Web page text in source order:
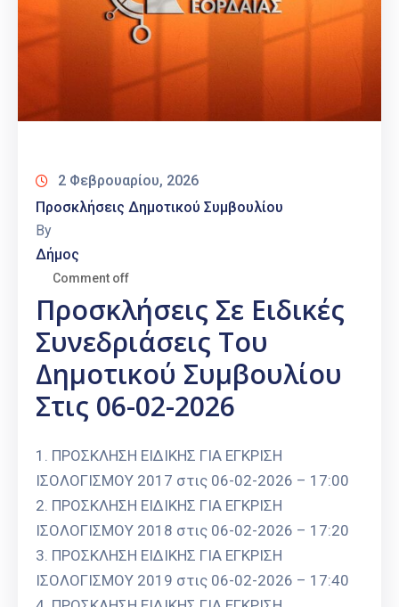
2 Φεβρουαρίου, 2026
Προσκλήσεις Δημοτικού Συμβουλίου
By
Δήμος
Comment off
Προσκλήσεις Σε Ειδικές
Συνεδριάσεις Του
Δημοτικού Συμβουλίου
Στις 06-02-2026
1. ΠΡΟΣΚΛΗΣΗ ΕΙΔΙΚΗΣ ΓΙΑ ΕΓΚΡΙΣΗ
ΙΣΟΛΟΓΙΣΜΟΥ 2017 στις 06-02-2026 – 17:00
2. ΠΡΟΣΚΛΗΣΗ ΕΙΔΙΚΗΣ ΓΙΑ ΕΓΚΡΙΣΗ
ΙΣΟΛΟΓΙΣΜΟΥ 2018 στις 06-02-2026 – 17:20
3. ΠΡΟΣΚΛΗΣΗ ΕΙΔΙΚΗΣ ΓΙΑ ΕΓΚΡΙΣΗ
ΙΣΟΛΟΓΙΣΜΟΥ 2019 στις 06-02-2026 – 17:40